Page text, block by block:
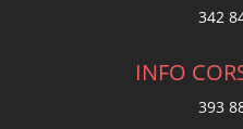
342
INFO
393